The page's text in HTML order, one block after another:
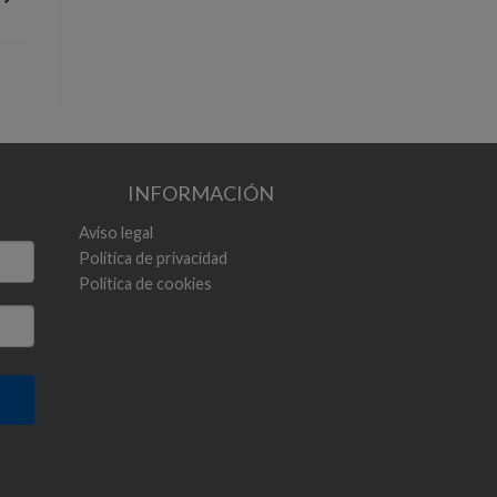
INFORMACIÓN
Aviso legal
Política de privacidad
Política de cookies